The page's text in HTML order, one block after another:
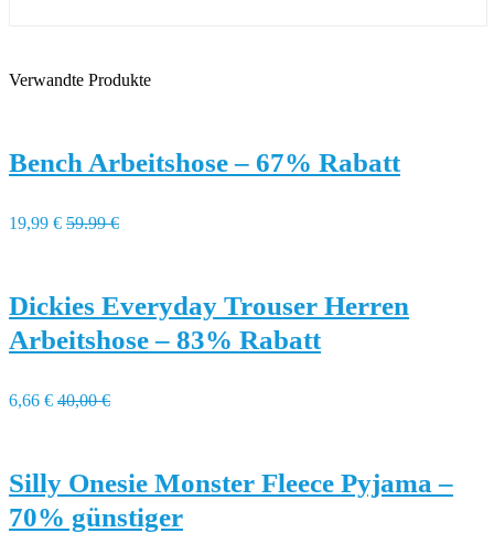
Verwandte Produkte
Bench Arbeitshose – 67% Rabatt
19,99 € 59.99 €
Dickies Everyday Trouser Herren
Arbeitshose – 83% Rabatt
6,66 € 40,00 €
Silly Onesie Monster Fleece Pyjama –
70% günstiger